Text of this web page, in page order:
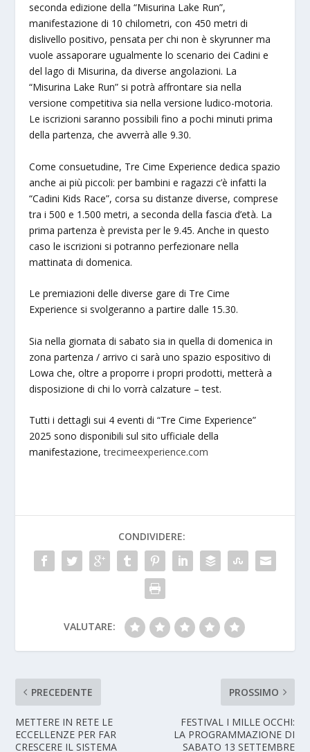
seconda edizione della “Misurina Lake Run”,
manifestazione di 10 chilometri, con 450 metri di
dislivello positivo, pensata per chi non è skyrunner ma
vuole assaporare ugualmente lo scenario dei Cadini e
del lago di Misurina, da diverse angolazioni. La
“Misurina Lake Run” si potrà affrontare sia nella
versione competitiva sia nella versione ludico-motoria.
Le iscrizioni saranno possibili fino a pochi minuti prima
della partenza, che avverrà alle 9.30.
Come consuetudine, Tre Cime Experience dedica spazio
anche ai più piccoli: per bambini e ragazzi c’è infatti la
“Cadini Kids Race”, corsa su distanze diverse, comprese
tra i 500 e 1.500 metri, a seconda della fascia d’età. La
prima partenza è prevista per le 9.45. Anche in questo
caso le iscrizioni si potranno perfezionare nella
mattinata di domenica.
Le premiazioni delle diverse gare di Tre Cime
Experience si svolgeranno a partire dalle 15.30.
Sia nella giornata di sabato sia in quella di domenica in
zona partenza / arrivo ci sarà uno spazio espositivo di
Lowa che, oltre a proporre i propri prodotti, metterà a
disposizione di chi lo vorrà calzature – test.
Tutti i dettagli sui 4 eventi di “Tre Cime Experience”
2025 sono disponibili sul sito ufficiale della
manifestazione,trecimeexperience.com
CONDIVIDERE:
VALUTARE:
PRECEDENTE
METTERE IN RETE LE
ECCELLENZE PER FAR
CRESCERE IL SISTEMA
PROSSIMO
FESTIVAL I MILLE OCCHI:
LA PROGRAMMAZIONE DI
SABATO 13 SETTEMBRE